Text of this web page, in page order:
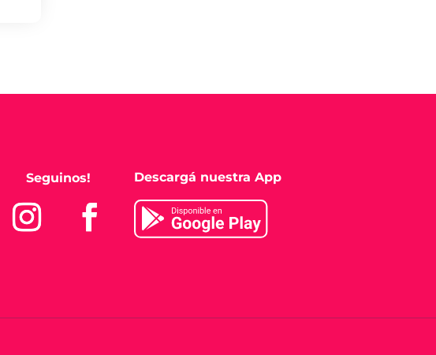
Seguinos! Descargá nuestra App